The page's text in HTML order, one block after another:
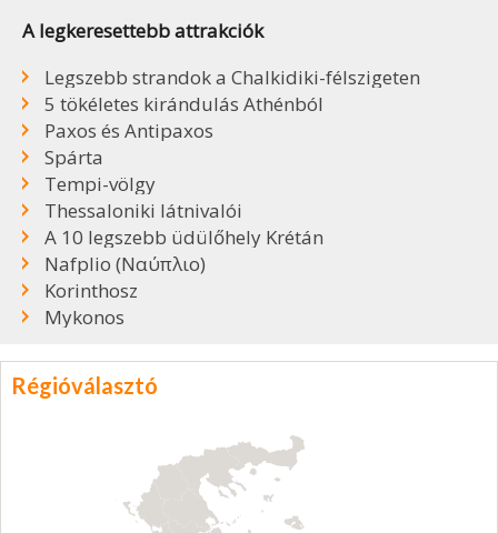
A legkeresettebb attrakciók
Legszebb strandok a Chalkidiki-félszigeten
5 tökéletes kirándulás Athénból
Paxos és Antipaxos
Spárta
Tempi-völgy
Thessaloniki látnivalói
A 10 legszebb üdülőhely Krétán
Nafplio (Ναύπλιο)
Korinthosz
Mykonos
Régióválasztó